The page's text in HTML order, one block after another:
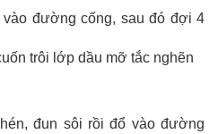
đường cống, sau đó đợi 4
trôi lớp dầu mỡ tắc nghẽn
đun sôi rồi đổ vào đường